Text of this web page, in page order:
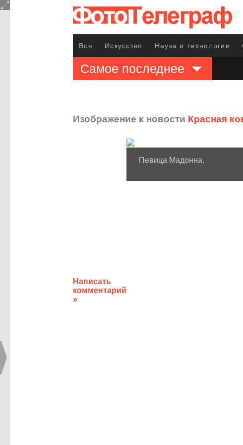
Все Искусство Наука и технологии
Самое последнее
Изображение к новости Красная
Написать
комментарий
»
Певица Мадонна.